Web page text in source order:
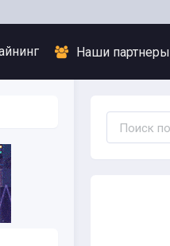
Наши партнеры